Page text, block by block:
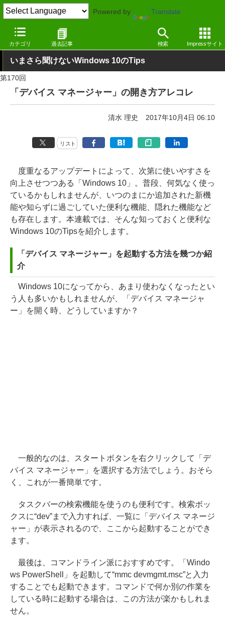
Powered by Translate
カテゴリ 過去記事 検索 Impressサイト
窓の杜 Windows 10
いまさら聞けないWindows 10のTips
第170回
「デバイス マネージャー」の開き方アレコレ
清水 理史 2017年10月4日 06:10
リスト
度重なるアップデートによって、次第に使いやすさを
向上させつつある「Windows 10」。普段、何気なく使っ
ているかもしれませんが、いつのまにか追加された新機
能や知らずに過ごしていた便利な機能、隠れた機能など
も存在します。本連載では、そんな知っておくと便利な
Windows 10のTipsを紹介します。
「デバイス マネージャー」を起動する方法を幾つか紹
介
Windows 10になってから、あまり使わなくなったとい
う人も多いかもしれませんが、「デバイス マネージャ
ー」を開く時、どうしていますか？
一般的なのは、スタートボタンを右クリックして「デ
バイス マネージャー」を選択する方法でしょう。おそら
く、これが一番簡単です。
タスクバーの検索機能を使うのも便利です。検索ボッ
クスに“dev”まで入力すれば、一覧に「デバイス マネージ
ャー」が表示されるので、ここから起動することができ
ます。
最後は、コマンドライン派におすすめです。「Windo
ws PowerShell」を起動して“mmc devmgmt.msc”と入力
することでも起動できます。コマンドで何か別の作業を
している時に起動する場合は、この方法が楽かもしれま
せん。